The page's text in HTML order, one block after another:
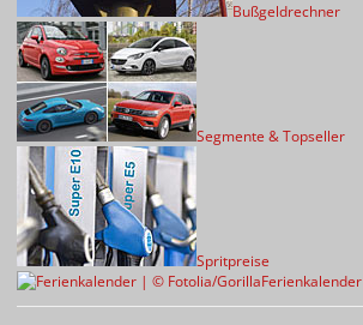
Bußgeldrechner
Segmente & Topseller
Spritpreise
Ferienkalender